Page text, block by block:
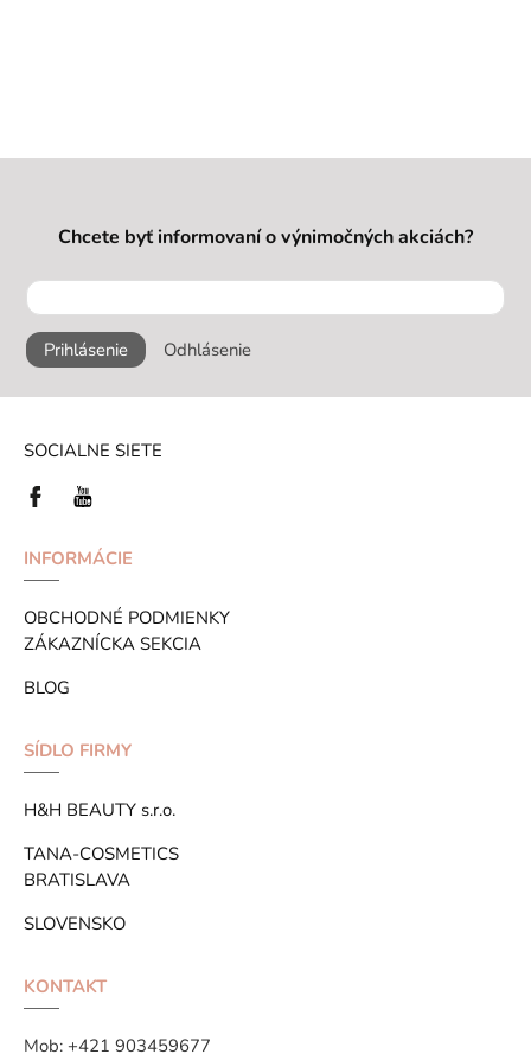
Chcete byť informovaní o výnimočných akciách?
Prihlásenie Odhlásenie
SOCIALNE SIETE
INFORMÁCIE
OBCHODNÉ PODMIENKY
ZÁKAZNÍCKA SEKCIA
BLOG
SÍDLO FIRMY
H&H BEAUTY s.r.o.
TANA-COSMETICS
BRATISLAVA
SLOVENSKO
KONTAKT
Mob: +421 903459677